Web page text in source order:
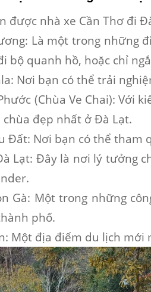
được nhà xe Cần Thơ đi
: Là một trong những
bộ quanh hồ, hoặc chỉ
: Nơi bạn có thể trải
(Chùa Ve Chai): Với
đẹp nhất ở Đà Lạt.
Đất: Nơi bạn có thể tham
Lạt: Đây là nơi lý tưởng
Gà: Một trong những
phố.
: Một địa điểm du lịch mới